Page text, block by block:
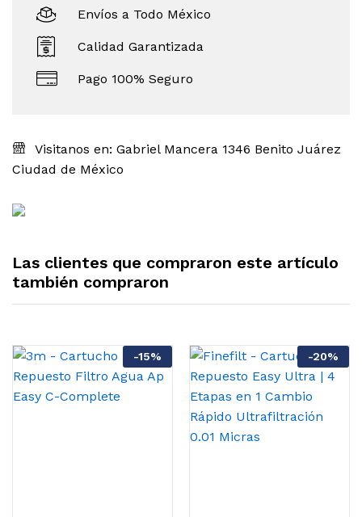
Envíos a Todo México
Calidad Garantizada
Pago 100% Seguro
Visitanos en: Gabriel Mancera 1346 Benito Juárez
Ciudad de México
Las clientes que compraron este artículo
también compraron
-15% -20%